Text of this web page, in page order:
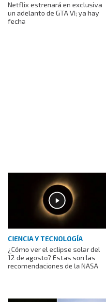
Netflix estrenará en exclusiva
un adelanto de GTA VI; ya hay
fecha
CIENCIA Y TECNOLOGÍA
¿Cómo ver el eclipse solar del
12 de agosto? Estas son las
recomendaciones de la NASA